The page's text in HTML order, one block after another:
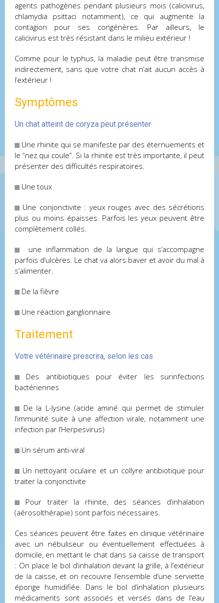
agents pathogènes pendant plusieurs mois (calicivirus,
chlamydia psittaci notamment), ce qui augmente la
contagion pour ses congénères. Par ailleurs, le
calicivirus est très résistant dans le milieu extérieur !
Comme pour le typhus, la maladie peut être transmise
indirectement, sans que votre chat n’ait aucun accès à
l’extérieur !
Symptômes
Un chat atteint de coryza peut présenter
Une rhinite qui se manifeste par des éternuements et
le “nez qui coule”. Si la rhinite est très importante, il peut
présenter des difficultés respiratoires.
Une toux
Une conjonctivite : yeux rouges avec des sécrétions
plus ou moins épaisses. Parfois les yeux peuvent être
complètement collés.
une inflammation de la langue qui s’accompagne
parfois d’ulcères. Le chat va alors baver et avoir du mal à
s’alimenter.
De la fièvre
Une réaction ganglionnaire
Traitement
Votre vétérinaire prescrira, selon les cas
Des antibiotiques pour éviter les surinfections
bactériennes
De la L-lysine (acide aminé qui permet de stimuler
l’immunité suite à une affection virale, notamment une
infection par l’Herpesvirus)
Un sérum anti-viral
Un nettoyant oculaire et un collyre antibiotique pour
traiter la conjonctivite
Pour traiter la rhinite, des séances d’inhalation
(aérosolthérapie) sont parfois nécessaires.
Ces séances peuvent être faites en clinique vétérinaire
avec un nébuliseur ou éventuellement effectuées à
domicile, en mettant le chat dans sa caisse de transport
: On place le bol d’inhalation devant la grille, à l’extérieur
de la caisse, et on recouvre l’ensemble d’une serviette
éponge humidifiée. Dans le bol d’inhalation plusieurs
médicaments sont associés et versés dans de l’eau